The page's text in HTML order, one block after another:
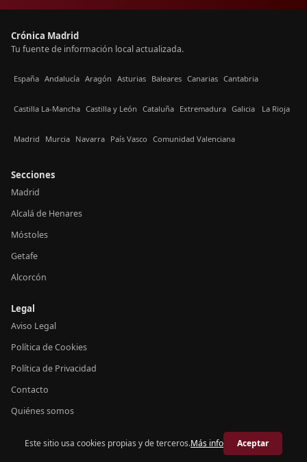
Crónica Madrid
Tu fuente de información local actualizada.
España Andalucía Aragón Asturias Baleares Canarias Cantabria
Castilla La-Mancha Castilla y León Cataluña Extremadura Galicia La Rioja
Madrid Murcia Navarra País Vasco Comunidad Valenciana
Secciones
Madrid
Alcalá de Henares
Móstoles
Getafe
Alcorcón
Legal
Aviso Legal
Política de Cookies
Política de Privacidad
Contacto
Quiénes somos
© 2026 Crónica Madrid
Este sitio usa cookies propias y de terceros.Más info Aceptar